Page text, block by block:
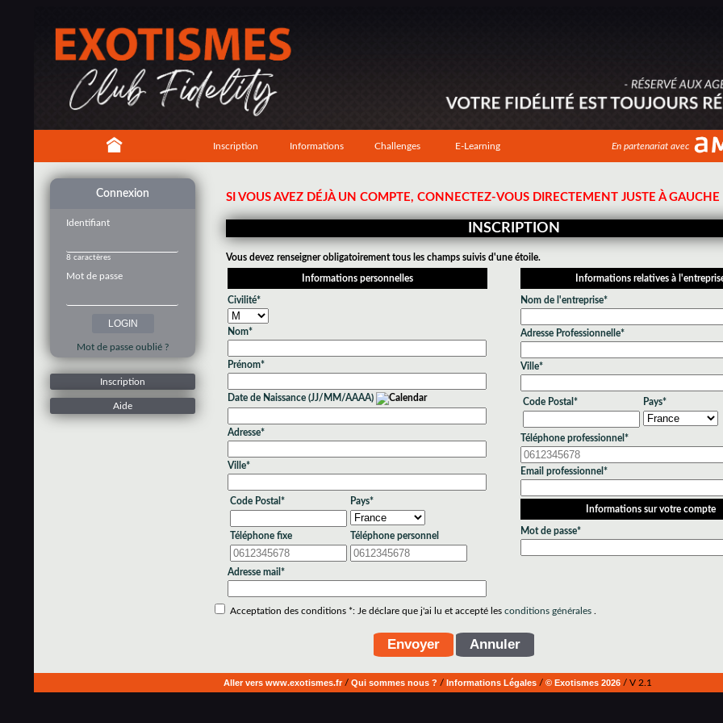
Inscription Informations Challenges E-Learning En partenariat avec
Connexion
Identifiant
8 caractères
Mot de passe
Mot de passe oublié ?
Inscription
Aide
SI VOUS AVEZ DÉJÀ UN COMPTE, CONNECTEZ-VOUS DIRECTEMENT JUSTE À GAUCHE
INSCRIPTION
Vous devez renseigner obligatoirement tous les champs suivis d'une étoile.
Informations personnelles
Civilité*
Nom*
Prénom*
Date de Naissance (JJ/MM/AAAA)
Adresse*
Ville*
Code Postal* Pays*
Téléphone fixe Téléphone personnel
Adresse mail*
Informations relatives à
Nom de l'entreprise*
Adresse Professionnelle*
Ville*
Code Postal* Pays*
Téléphone professionnel*
Email professionnel*
Informations sur votre compte
Mot de passe*
Acceptation des conditions *: Je déclare que j'ai lu et accepté les conditions générales
Aller vers www.exotismes.fr/ Qui sommes nous ? / Informations Légales/ © Exotismes 2026/ V 2.1